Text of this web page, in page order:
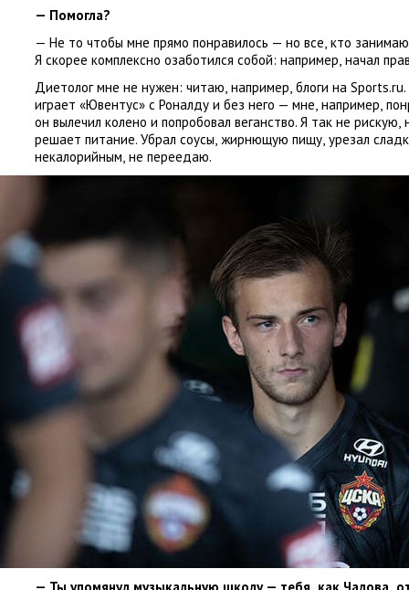
— Помогла?
— Не то чтобы мне прямо понравилось — но все, кто
Я скорее комплексно озаботился собой: например, начал
Диетолог мне не нужен: читаю, например, блоги на
играет «Ювентус» с Роналду и без него — мне, например,
он вылечил колено и попробовал веганство. Я так не рискую,
решает питание. Убрал соусы, жирнющую пищу, урезал
некалорийным, не переедаю.